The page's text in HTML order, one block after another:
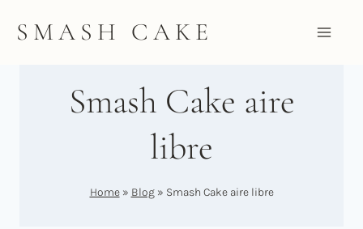
SMASH CAKE
Smash Cake aire
libre
Home» Blog» Smash Cake aire libre